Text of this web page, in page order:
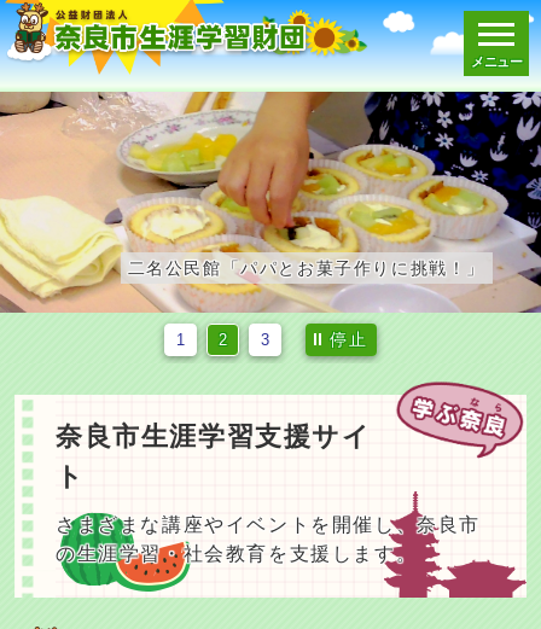
スマートフォン表示用の情報をスキップ
メニュー
二名公民館「パパとお菓子作りに挑戦！」
1 2 3 停止
奈良市生涯学習支援サイ
ト
さまざまな講座やイベントを開催し、奈良市
の生涯学習・社会教育を支援します。